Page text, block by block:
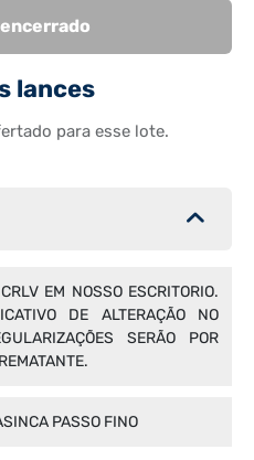
lances
para esse lote.
EM NOSSO ESCRITORIO.
DE ALTERAÇÃO NO
SERÃO POR
PASSO FINO